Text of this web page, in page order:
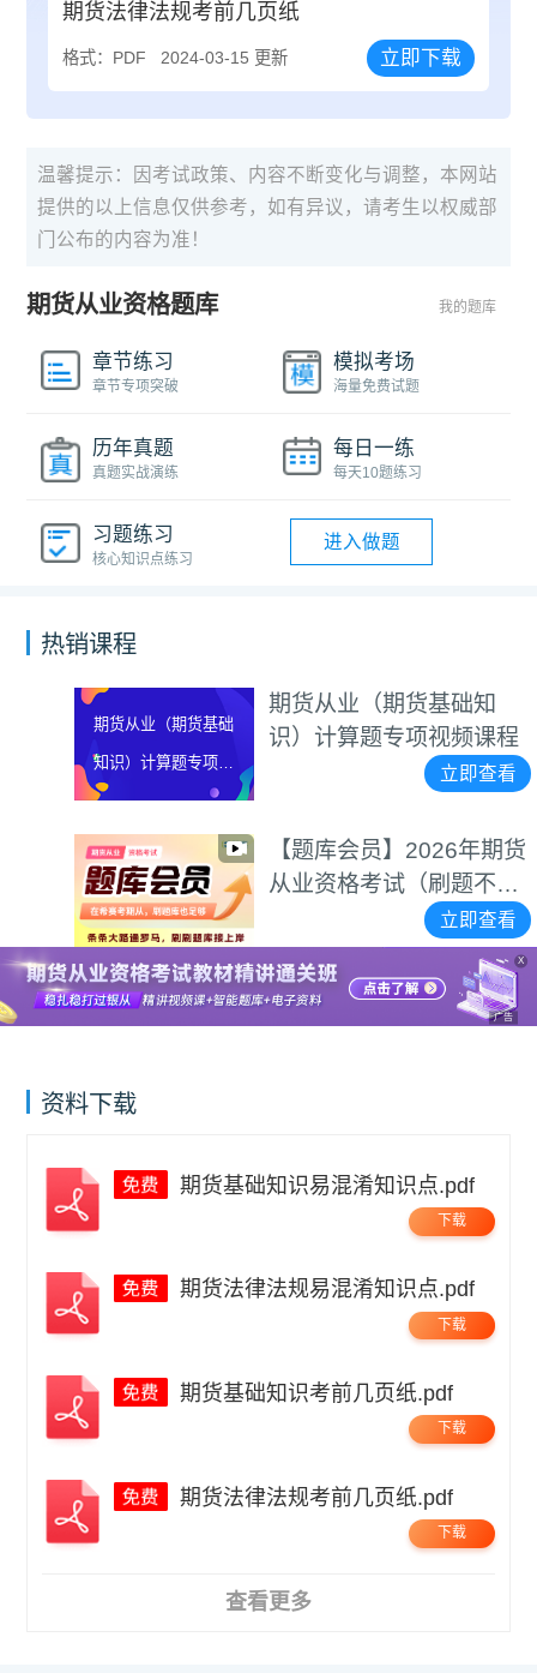
期货法律法规考前几页纸
格式：PDF 2024-03-15 更新 立即下载
温馨提示：因考试政策、内容不断变化与调整，本网站
提供的以上信息仅供参考，如有异议，请考生以权威部
门公布的内容为准！
期货从业资格题库 我的题库
章节练习
章节专项突破
模拟考场
海量免费试题
历年真题
真题实战演练
每日一练
每天10题练习
习题练习
核心知识点练习
进入做题
热销课程
期货从业（期货基础
知识）计算题专项视
频课程
期货从业（期货基础知
识）计算题专项视频课程
立即查看
【题库会员】2026年期货
从业资格考试（刷题不用
愁）
立即查看
X
广告
资料下载
期货基础知识易混淆知识点.pdf
下载
期货法律法规易混淆知识点.pdf
下载
期货基础知识考前几页纸.pdf
下载
期货法律法规考前几页纸.pdf
下载
查看更多